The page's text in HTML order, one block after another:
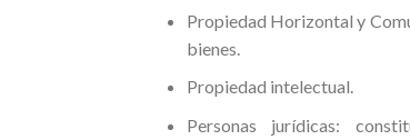
Propiedad Horizontal y
bienes.
Propiedad intelectual.
Personas jurídicas: